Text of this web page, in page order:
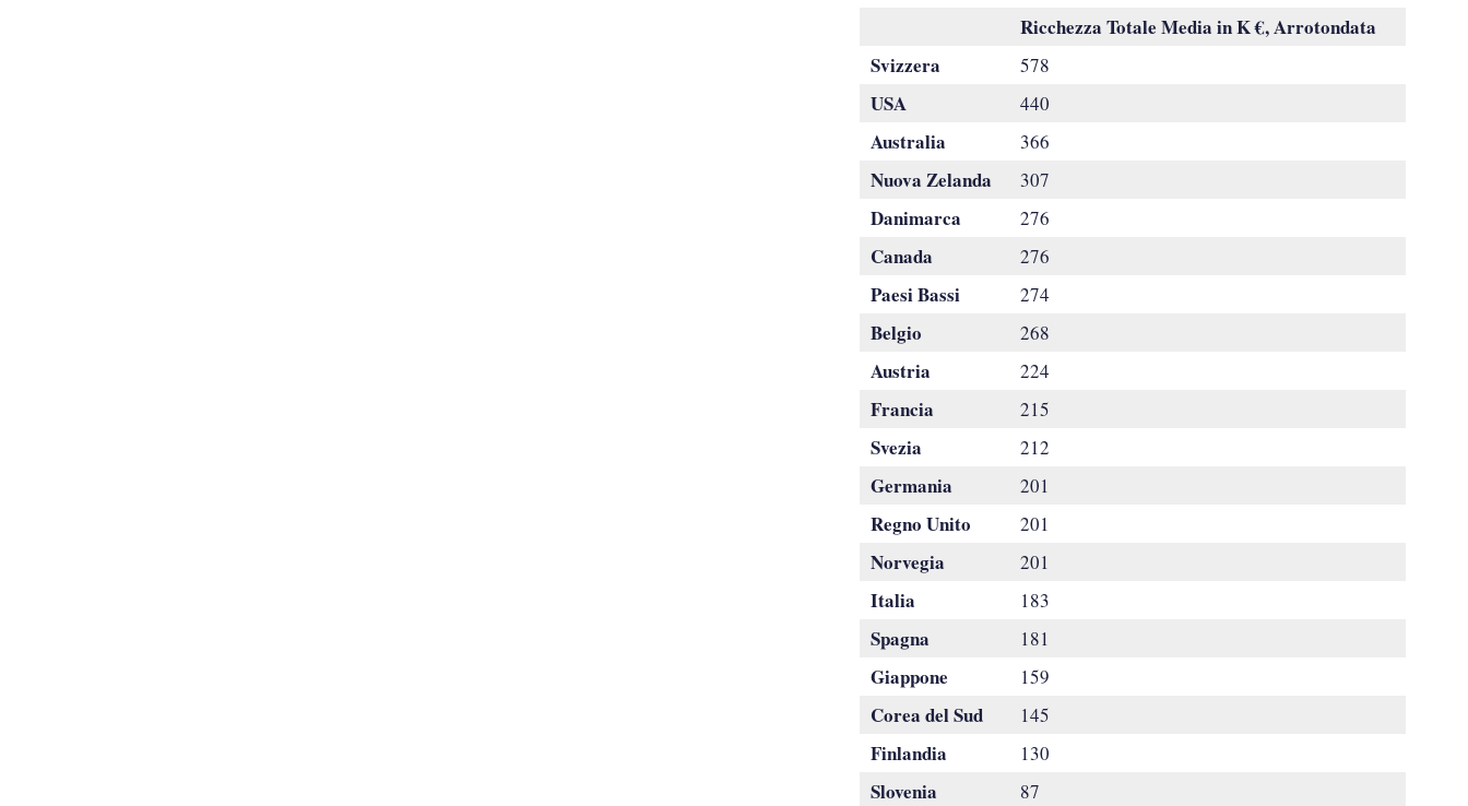
Ricchezza Totale Media in K €, Arrotondata
Svizzera
578
USA 440
Australia 366
Nuova Zelanda 307
Danimarca 276
Canada 276
Paesi Bassi 274
Belgio 268
Austria 224
Francia 215
Svezia 212
Germania 201
Regno Unito 201
Norvegia 201
Italia 183
Spagna 181
Giappone 159
Corea del Sud 145
Finlandia 130
Slovenia 87